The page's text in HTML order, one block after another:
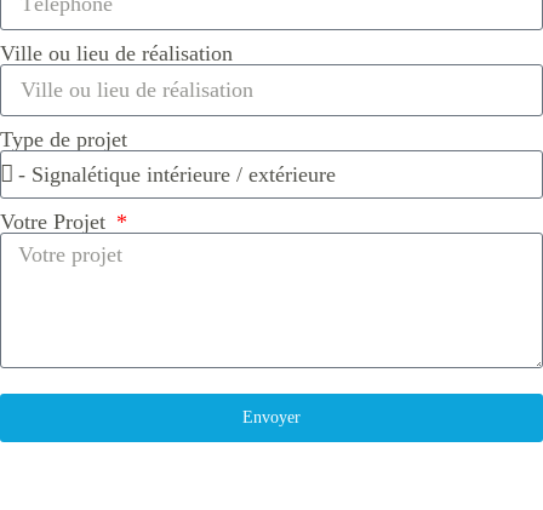
Ville ou lieu de réalisation
Type de projet
Votre Projet
Envoyer